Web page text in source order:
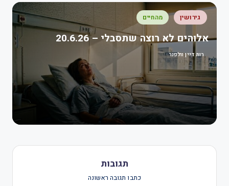
גירושין מהחיים
אלוהים לא רוצה שתסבלי – 20.6.26
רות דיין וולפנר
תגובות
כתבו תגובה ראשונה